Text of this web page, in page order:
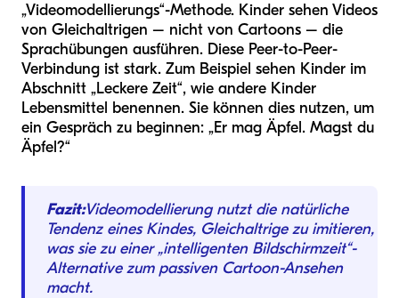
„Videomodellierungs“-Methode. Kinder sehen Videos
von Gleichaltrigen – nicht von Cartoons – die
Sprachübungen ausführen. Diese Peer-to-Peer-
Verbindung ist stark. Zum Beispiel sehen Kinder im
Abschnitt „Leckere Zeit“, wie andere Kinder
Lebensmittel benennen. Sie können dies nutzen, um
ein Gespräch zu beginnen: „Er mag Äpfel. Magst du
Äpfel?“
Fazit:Videomodellierung nutzt die natürliche
Tendenz eines Kindes, Gleichaltrige zu imitieren,
was sie zu einer „intelligenten Bildschirmzeit“-
Alternative zum passiven Cartoon-Ansehen
macht.